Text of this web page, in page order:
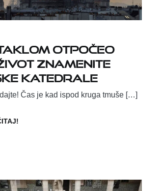
otpočeo
znamenite
katedrale
Čas je kad ispod kruga tmuše […]